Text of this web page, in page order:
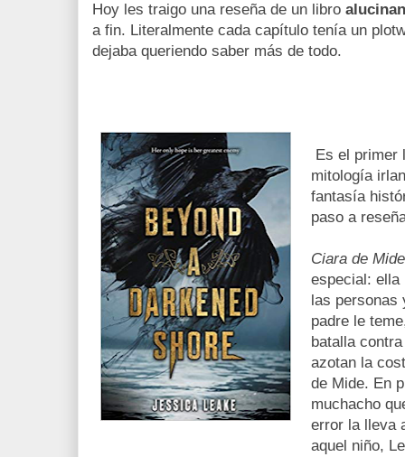
Hoy les traigo una reseña de un libro
a fin. Literalmente cada capítulo tenía un
dejaba queriendo saber más de todo.
Es el primer
mitología
fantasía
paso a
Ciara de Mide
especial: ella
las
padre le
batalla
azotan la
de Mide. En
muchacho
error la lleva
aquel niño,